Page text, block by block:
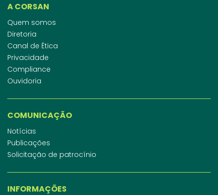
A CORSAN
Quem somos
Diretoria
Canal de Ética
Privacidade
Compliance
Ouvidoria
COMUNICAÇÃO
Notícias
Publicações
Solicitação de patrocínio
INFORMAÇÕES